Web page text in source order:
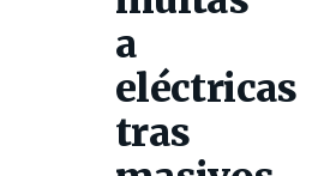
a
eléctricas
tras